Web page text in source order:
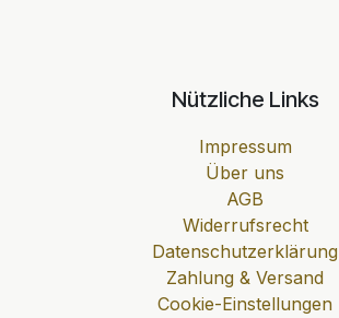
Nützliche Links
Impressum
Über uns
AGB
Widerrufsrecht
Datenschutzerklärung
Zahlung & Versand
Cookie-Einstellungen